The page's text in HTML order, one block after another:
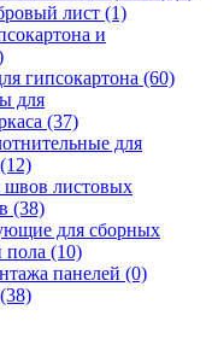
лист (1)
и
гипсокартона (60)
для
(37)
для
листовых
(38)
для сборных
пола (10)
панелей (0)